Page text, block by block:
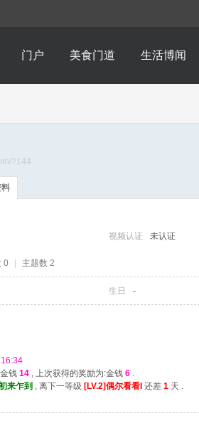
门户 美食门道 生活博闻
?144
视频认证 未认证
0 主题数 2
生日 -
钱 14 , 上次获得的奖励为:金钱 6 .
来乍到 , 离下一等级 [LV.2]偶尔看看I 还差 1 天 .